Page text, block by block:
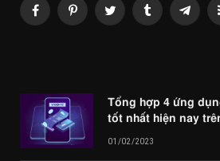
FacebookPinterestTwitter Tumblr
Tổng hợp 4 ứng
tốt nhất hiện nay
01/02/2023